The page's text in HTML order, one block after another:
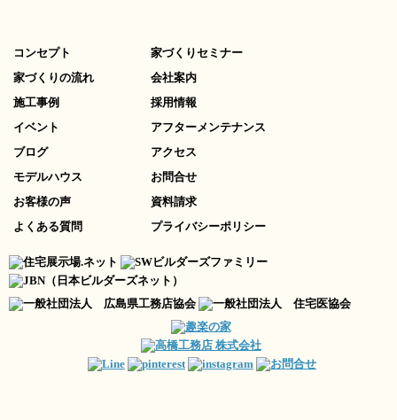
コンセプト
家づくりの流れ
施工事例
イベント
ブログ
モデルハウス
お客様の声
よくある質問
家づくりセミナー
会社案内
採用情報
アフターメンテナンス
アクセス
お問合せ
資料請求
プライバシーポリシー